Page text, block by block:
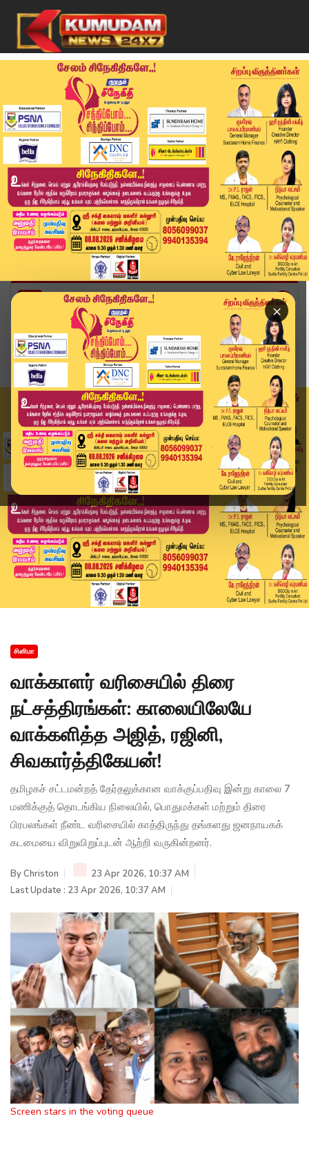
×
Home
சினிமா
வாக்காளர் வரிசையில் திரை நட்சத்திரங்கள்: காலையி...
சினிமா
வாக்காளர் வரிசையில் திரை
நட்சத்திரங்கள்: காலையிலேயே
வாக்களித்த அஜித், ரஜினி,
சிவகார்த்திகேயன்!
தமிழகச் சட்டமன்றத் தேர்தலுக்கான வாக்குப்பதிவு இன்று காலை 7
மணிக்குத் தொடங்கிய நிலையில், பொதுமக்கள் மற்றும் திரை
பிரபலங்கள் நீண்ட வரிசையில் காத்திருந்து தங்களது ஜனநாயகக்
கடமையை விறுவிறுப்புடன் ஆற்றி வருகின்றனர்.
ByChriston
23 Apr 2026, 10:37 AM
Last Update : 23 Apr 2026, 10:37 AM
Screen stars in the voting queue